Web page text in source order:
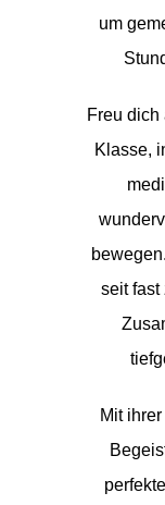
um
Freu
Klasse,
seit fast
Mit